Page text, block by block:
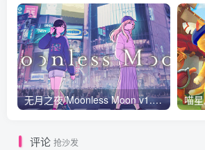
无月之夜/Moonless Moon v1.0.1|解谜冒险|容量836MB|免安装绿色中文版
评论 抢沙发